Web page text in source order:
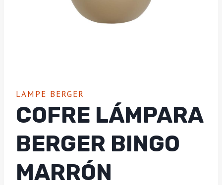
LAMPE BERGER
COFRE LÁMPARA
BERGER BINGO
MARRÓN